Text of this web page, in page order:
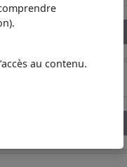
au contenu.